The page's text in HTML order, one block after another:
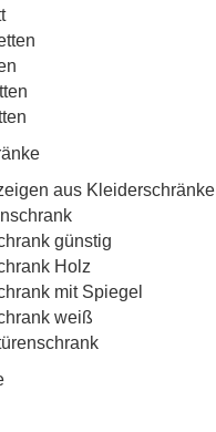
aus Kleiderschränke
günstig
Holz
mit Spiegel
weiß